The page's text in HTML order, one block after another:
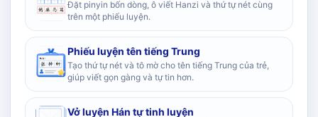
Đặt pinyin bốn dòng, ô viết Hanzi và thứ tự nét cùng
trên một phiếu luyện.
Phiếu luyện tên tiếng Trung
Tạo thứ tự nét và tô mờ cho tên tiếng Trung của trẻ,
giúp viết gọn gàng và tự tin hơn.
Vở luyện Hán tự tinh luyện